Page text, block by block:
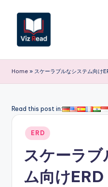
content
iz
R
a
Home » スケーラブルなシステム向け
Read this post in:
Posted
in
ERD
スケーラ
ム向け